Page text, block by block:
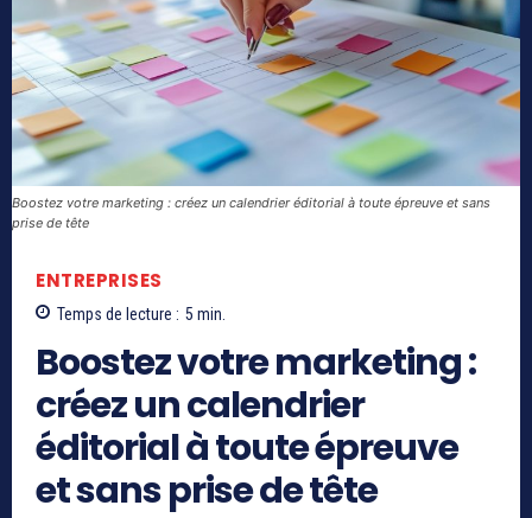
Boostez votre marketing : créez un calendrier éditorial à toute épreuve et sans
prise de tête
ENTREPRISES
Temps de lecture : 5 min.
Boostez votre marketing :
créez un calendrier
éditorial à toute épreuve
et sans prise de tête